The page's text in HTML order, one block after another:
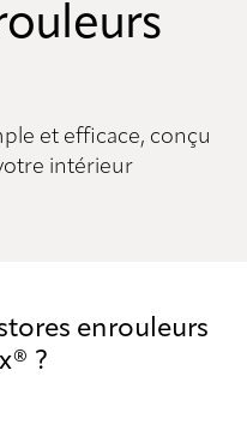
et efficace, conçu
intérieur
enrouleurs
?